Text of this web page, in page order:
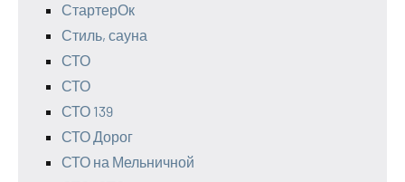
СтартерОк
Стиль, сауна
СТО
СТО
СТО 139
СТО Дорог
СТО на Мельничной